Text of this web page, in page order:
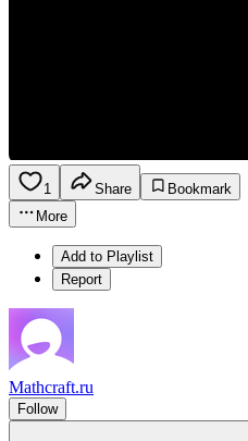
1 Share
Bookmark
More
Add to Playlist
Report
Mathcraft.ru
Follow